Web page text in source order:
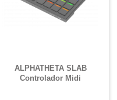
ALPHATHETA SLAB
Controlador Midi